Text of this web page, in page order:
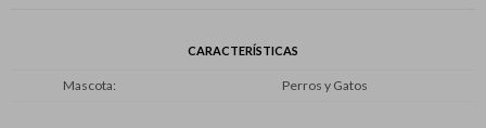
CARACTERÍSTICAS
Mascota Perros y Gatos